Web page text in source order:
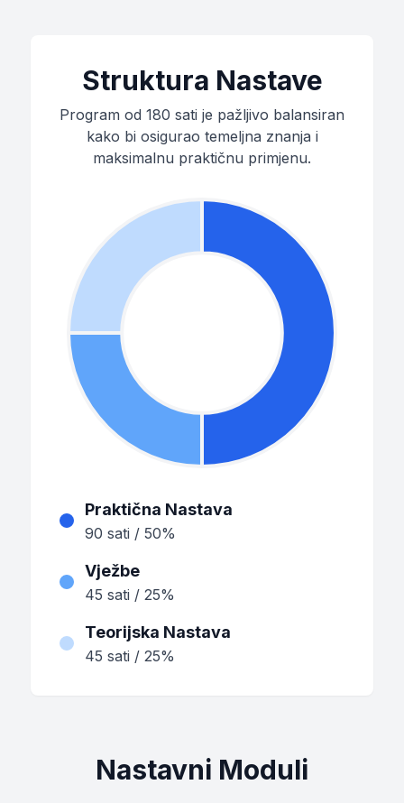
Struktura Nastave
Program od 180 sati je pažljivo balansiran
kako bi osigurao temeljna znanja i
maksimalnu praktičnu primjenu.
Praktična Nastava
90 sati / 50%
Vježbe
45 sati / 25%
Teorijska Nastava
45 sati / 25%
Nastavni Moduli